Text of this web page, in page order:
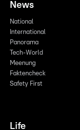
News
National
International
Panorama
Tech-World
Meenung
Faktencheck
Safety First
Life